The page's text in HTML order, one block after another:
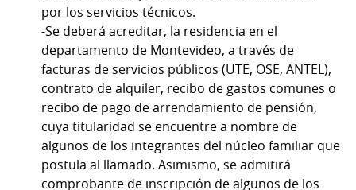
por los servicios técnicos.
-Se deberá acreditar, la residencia en el
departamento de Montevideo, a través de
facturas de servicios públicos (UTE, OSE, ANTEL),
contrato de alquiler, recibo de gastos comunes o
recibo de pago de arrendamiento de pensión,
cuya titularidad se encuentre a nombre de
algunos de los integrantes del núcleo familiar que
postula al llamado. Asimismo, se admitirá
comprobante de inscripción de algunos de los